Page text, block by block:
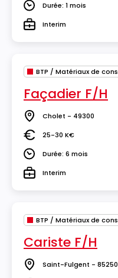
DuréeDurée: 1 mois
TypeInterim
Façadier F/H
Lieu Cholet - 49300
Salaire25-30 K€
DuréeDurée: 6 mois
TypeInterim
Cariste F/H
Lieu Saint-Fulgent - 85250